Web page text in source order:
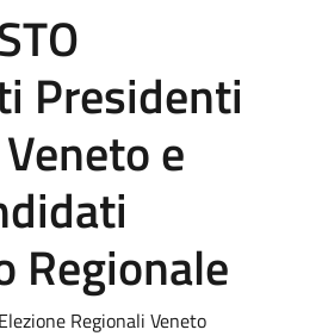
Presidenti
e
Regionale
Regionali Veneto